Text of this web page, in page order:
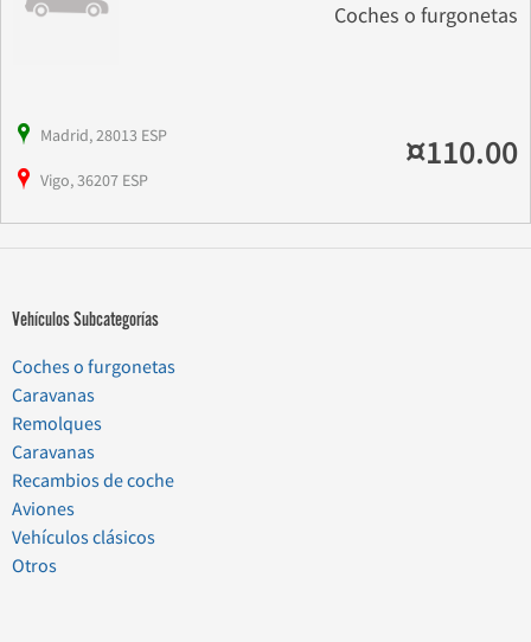
Coches o furgonetas
Madrid, 28013 ESP
Vigo, 36207 ESP
¤110.00
Vehículos Subcategorías
Coches o furgonetas
Caravanas
Remolques
Caravanas
Recambios de coche
Aviones
Vehículos clásicos
Otros